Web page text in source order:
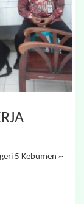
5 Kebumen ~